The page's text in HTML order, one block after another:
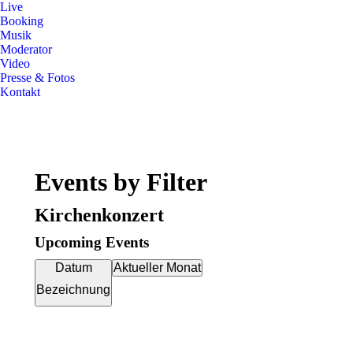
Live
Booking
Musik
Moderator
Video
Presse & Fotos
Kontakt
Events by Filter
Kirchenkonzert
Upcoming Events
Datum
Bezeichnung
Aktueller Monat